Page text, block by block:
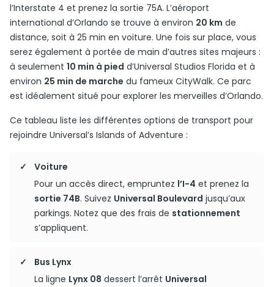
l’Interstate 4 et prenez la sortie 75A. L’aéroport
international d’Orlando se trouve à environ 20 km de
distance, soit à 25 min en voiture. Une fois sur place, vous
serez également à portée de main d’autres sites majeurs :
à seulement 10 min à pied d’Universal Studios Florida et à
environ 25 min de marche du fameux CityWalk. Ce parc
est idéalement situé pour explorer les merveilles d’Orlando.
Ce tableau liste les différentes options de transport pour
rejoindre Universal’s Islands of Adventure :
Voiture
Pour un accès direct, empruntez l’I-4 et prenez la
sortie 74B. Suivez Universal Boulevard jusqu’aux
parkings. Notez que des frais de stationnement
s’appliquent.
Bus Lynx
La ligne Lynx 08 dessert l’arrêt Universal